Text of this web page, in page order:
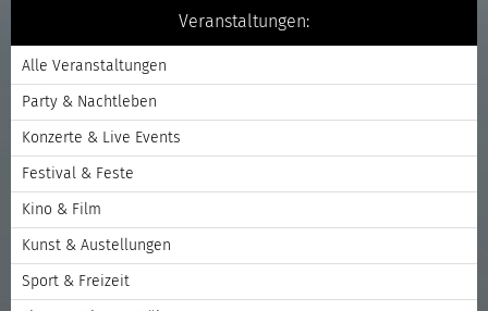
Veranstaltungen:
Alle Veranstaltungen
Party & Nachtleben
Konzerte & Live Events
Festival & Feste
Kino & Film
Kunst & Austellungen
Sport & Freizeit